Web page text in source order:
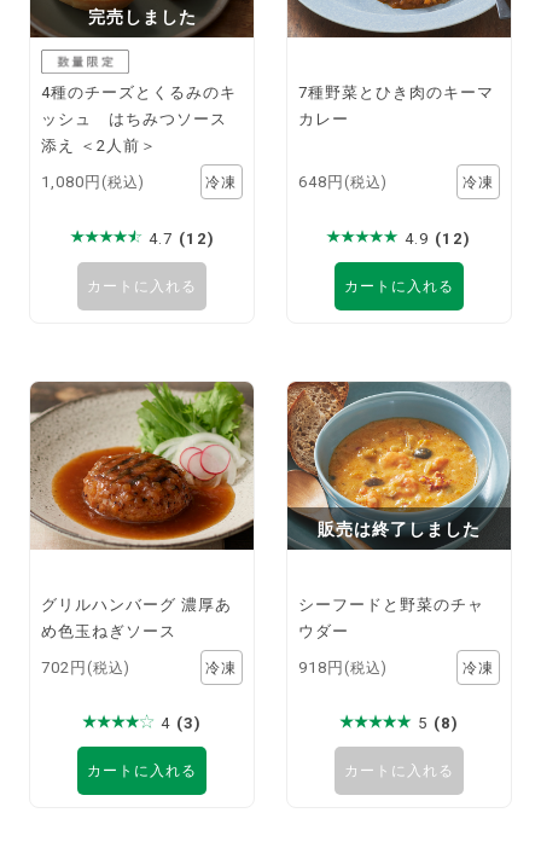
完売しました
4種のチーズとくるみのキ
ッシュ はちみつソース
添え ＜2人前＞
1,080円 (税込)
4.7 (12)
カートに入れる
7種野菜とひき肉のキーマ
カレー
648円 (税込)
4.9 (12)
カートに入れる
グリルハンバーグ 濃厚あ
め色玉ねぎソース
702円 (税込)
4 (3)
カートに入れる
販売は終了しました
シーフードと野菜のチャ
ウダー
918円 (税込)
5 (8)
カートに入れる